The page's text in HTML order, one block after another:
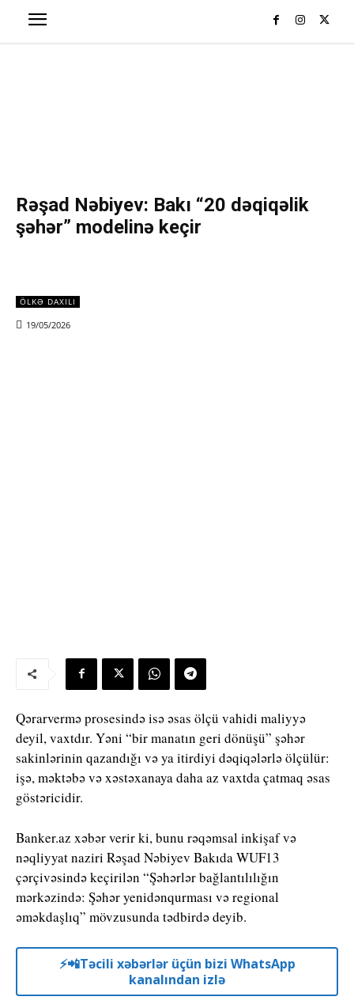
Rəşad Nəbiyev: Bakı “20 dəqiqəlik
şəhər” modelinə keçir
ÖLKƏ DAXILI
19/05/2026
Qərarvermə prosesində isə əsas ölçü vahidi maliyyə
deyil, vaxtdır. Yəni “bir manatın geri dönüşü” şəhər
sakinlərinin qazandığı və ya itirdiyi dəqiqələrlə ölçülür:
işə, məktəbə və xəstəxanaya daha az vaxtda çatmaq əsas
göstəricidir.
Banker.az xəbər verir ki, bunu rəqəmsal inkişaf və
nəqliyyat naziri Rəşad Nəbiyev Bakıda WUF13
çərçivəsində keçirilən “Şəhərlər bağlantılılığın
mərkəzində: Şəhər yenidənqurması və regional
əməkdaşlıq” mövzusunda tədbirdə deyib.
⚡️📲Təcili xəbərlər üçün bizi WhatsApp
kanalından izlə